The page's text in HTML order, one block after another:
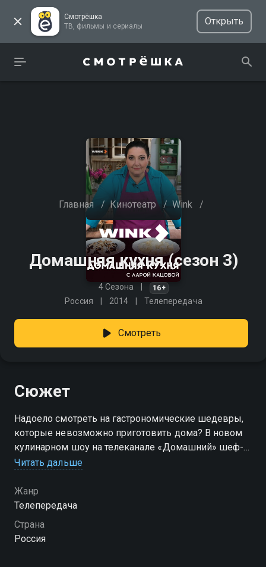
Смотрёшка
ТВ, фильмы и сериалы
Открыть
Главная / Кинотеатр / Wink /
Домашняя кухня (сезон 3)
4 Сезона 16+
Россия 2014 Телепередача
Смотреть
Сюжет
Надоело смотреть на гастрономические шедевры,
которые невозможно приготовить дома? В новом
кулинарном шоу на телеканале «Домашний» шеф-
повар Лара Кацова поделится секретами простых и
Посмотреть онлайн 3 сезон сериала Домашняя
кухня вы можете совершенно бесплатно в хорошем
HD качестве на Смотрёшке
Читать дальше
Жанр
Телепередача
Страна
Россия